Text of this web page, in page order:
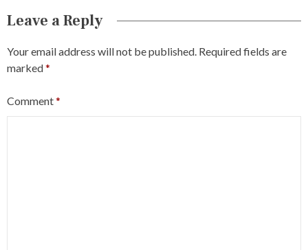
Leave a Reply
Your email address will not be published. Required fields are
marked*
Comment*